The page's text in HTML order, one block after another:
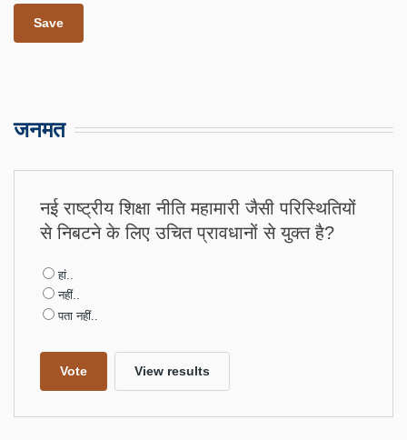
जनमत
नई राष्ट्रीय शिक्षा नीति महामारी जैसी परिस्थितियों
से निबटने के लिए उचित प्रावधानों से युक्त है?
Choices
हां..
नहीं..
पता नहीं..